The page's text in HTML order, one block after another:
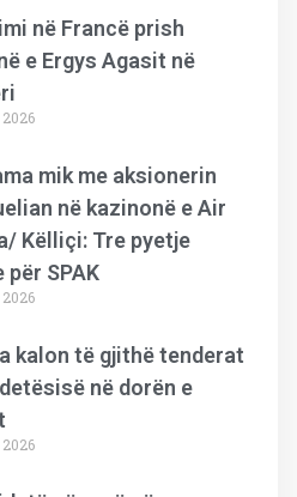
në Francë prish
e Ergys Agasit në
mik me aksionerin
në kazinonë e Air
Këlliçi: Tre pyetje
për SPAK
kalon të gjithë tenderat
në dorën e